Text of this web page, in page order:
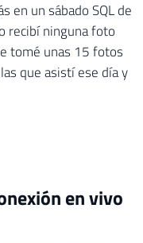
en un sábado SQL de
recibí ninguna foto
tomé unas 15 fotos
que asistí ese día y
en vivo